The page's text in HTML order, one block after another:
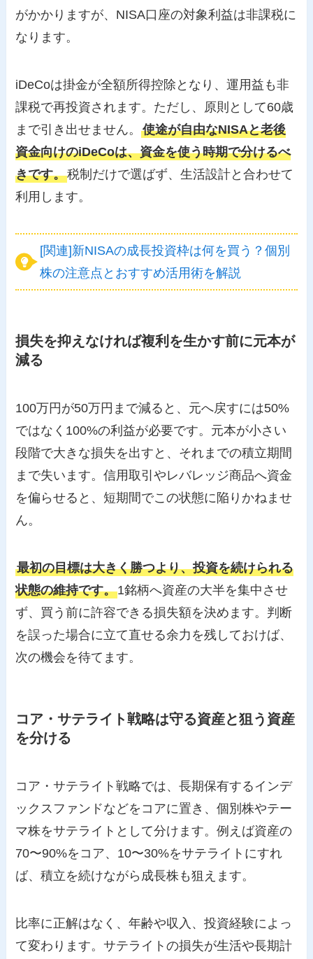
がかかりますが、NISA口座の対象利益は非課税に
なります。
iDeCoは掛金が全額所得控除となり、運用益も非
課税で再投資されます。ただし、原則として60歳
まで引き出せません。使途が自由なNISAと老後
資金向けのiDeCoは、資金を使う時期で分けるべ
きです。税制だけで選ばず、生活設計と合わせて
利用します。
[関連]新NISAの成長投資枠は何を買う？個別
株の注意点とおすすめ活用術を解説
損失を抑えなければ複利を生かす前に元本が
減る
100万円が50万円まで減ると、元へ戻すには50%
ではなく100%の利益が必要です。元本が小さい
段階で大きな損失を出すと、それまでの積立期間
まで失います。信用取引やレバレッジ商品へ資金
を偏らせると、短期間でこの状態に陥りかねませ
ん。
最初の目標は大きく勝つより、投資を続けられる
状態の維持です。1銘柄へ資産の大半を集中させ
ず、買う前に許容できる損失額を決めます。判断
を誤った場合に立て直せる余力を残しておけば、
次の機会を待てます。
コア・サテライト戦略は守る資産と狙う資産
を分ける
コア・サテライト戦略では、長期保有するインデ
ックスファンドなどをコアに置き、個別株やテー
マ株をサテライトとして分けます。例えば資産の
70〜90%をコア、10〜30%をサテライトにすれ
ば、積立を続けながら成長株も狙えます。
比率に正解はなく、年齢や収入、投資経験によっ
て変わります。サテライトの損失が生活や長期計